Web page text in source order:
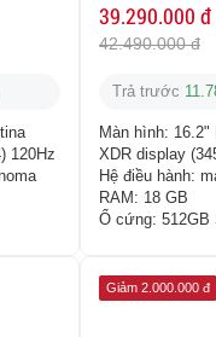
120Hz
39.290.000 đ
42.490.000 đ
Trả trước
Màn hình: 16.2"
XDR display
Hệ điều hành:
RAM: 18 GB
Ổ cứng: 512GB
Giảm 2.000.000 đ